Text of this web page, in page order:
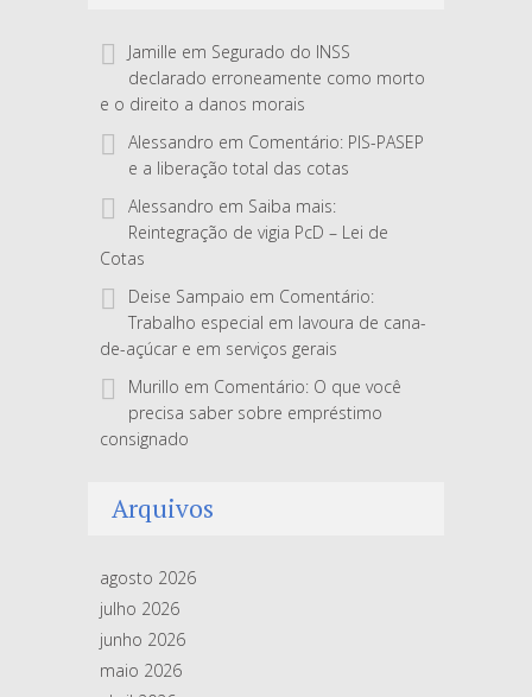
Jamille em Segurado do INSS
declarado erroneamente como morto
e o direito a danos morais
Alessandro em Comentário: PIS-PASEP
e a liberação total das cotas
Alessandro em Saiba mais:
Reintegração de vigia PcD – Lei de
Cotas
Deise Sampaio em Comentário:
Trabalho especial em lavoura de cana-
de-açúcar e em serviços gerais
Murillo em Comentário: O que você
precisa saber sobre empréstimo
consignado
Arquivos
agosto 2026
julho 2026
junho 2026
maio 2026